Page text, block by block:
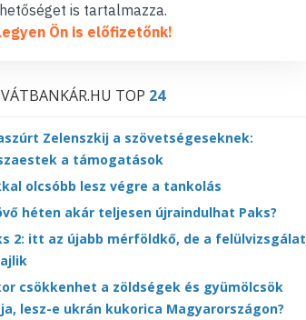
is tartalmazza.
Ön is előfizetőnk!
TOP 24
Zelenszkij a szövetségeseknek:
a támogatások
olcsóbb lesz végre a tankolás
héten akár teljesen újraindulhat Paks?
2: itt az újabb mérföldkő, de a felülvizsgálat
csökkenhet a zöldségek és gyümölcsök
lesz-e ukrán kukorica Magyarországon?